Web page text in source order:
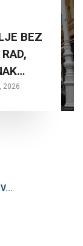
BEZ
2026